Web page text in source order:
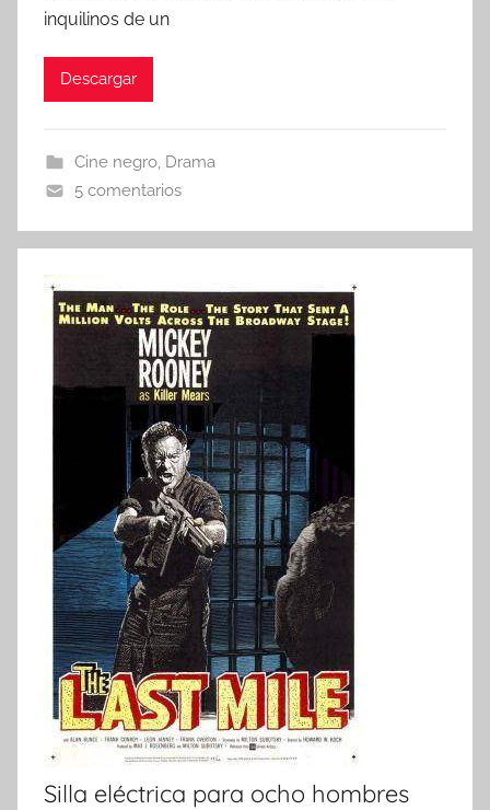
inquilinos de un
Descargar
Cine negro, Drama
5 comentarios
Silla eléctrica para ocho hombres